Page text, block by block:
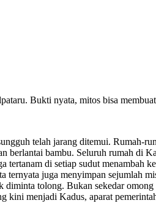
Bukti nyata, mitos bisa
telah jarang ditemui. Rumah-
bambu. Seluruh rumah di
di setiap sudut menambah
juga menyimpan sejumlah
tolong. Bukan sekedar
menjadi Kadus, aparat